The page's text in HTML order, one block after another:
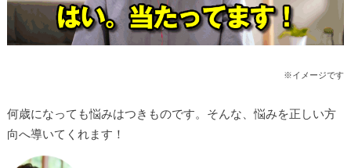
※イメージです
何歳になっても悩みはつきものです。 そんな、悩みを正しい方
向へ導いてくれます！